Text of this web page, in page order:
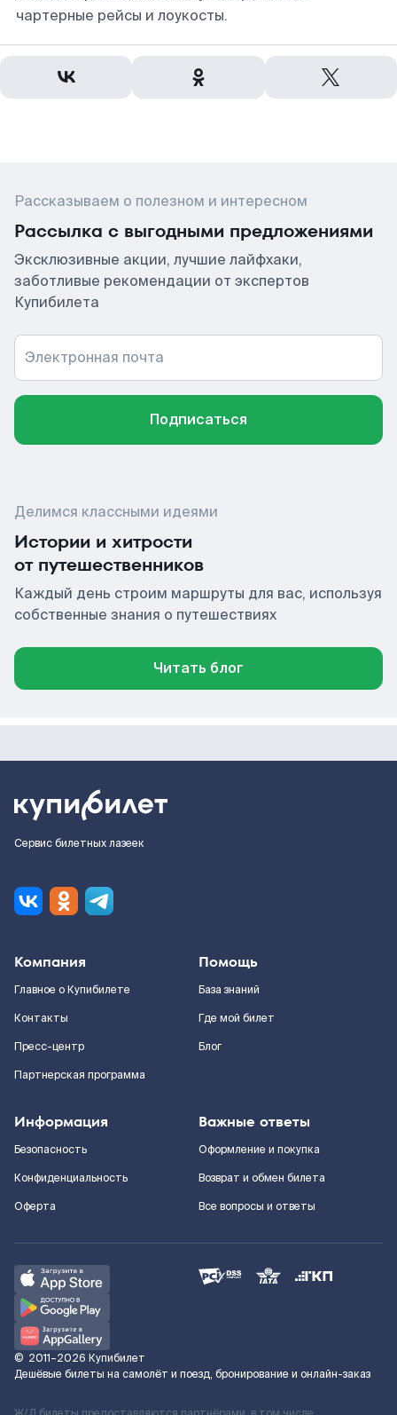
чартерные рейсы и лоукосты.
Рассказываем о полезном и интересном
Рассылка с выгодными предложениями
Эксклюзивные акции, лучшие лайфхаки,
заботливые рекомендации от экспертов
Купибилета
Электронная почта
Подписаться
Делимся классными идеями
Истории и хитрости
от путешественников
Каждый день строим маршруты для вас, используя
собственные знания о путешествиях
Читать блог
Сервис билетных лазеек
Компания
Главное о Купибилете
Контакты
Пресс-центр
Партнерская программа
Помощь
База знаний
Где мой билет
Блог
Информация
Безопасность
Конфиденциальность
Оферта
Важные ответы
Оформление и покупка
Возврат и обмен билета
Все вопросы и ответы
© 2011–2026 Купибилет
Дешёвые билеты на самолёт и поезд, бронирование и онлайн-заказ